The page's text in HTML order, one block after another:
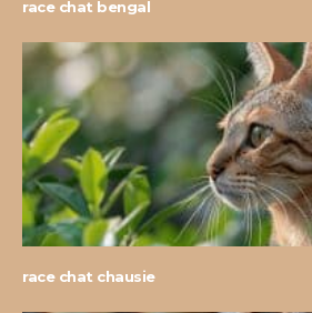
race chat bengal
race chat chausie